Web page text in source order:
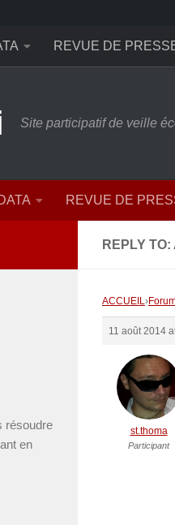
REVUE DE
Site participatif de veille
REVUE DE
REPLY
ACCUEIL›
11 août 2014
st.thoma
Participant
en